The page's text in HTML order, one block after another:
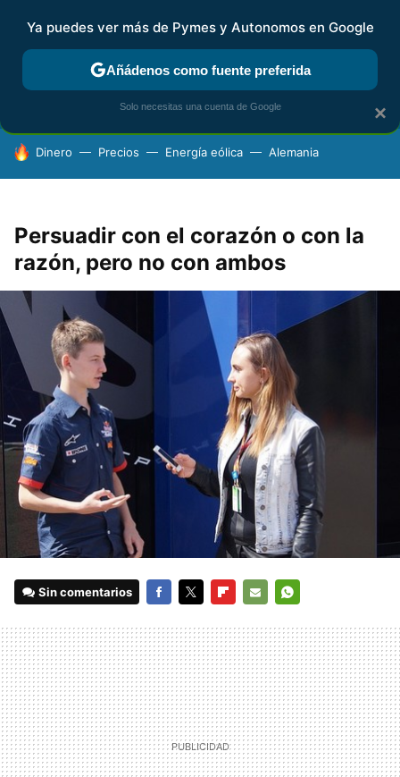
FISCALIDAD Y CONTABILIDAD KIT DIGITAL RENTA
HOY SE HABLA DE
Dinero Precios Energía eólica Alemania
Persuadir con el corazón o con la
razón, pero no con ambos
Sin comentarios
MAIL
×
Ya puedes ver más de Pymes y Autonomos en Google
Añádenos como fuente preferida
Solo necesitas una cuenta de Google